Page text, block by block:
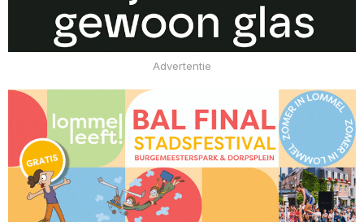
Advertentie